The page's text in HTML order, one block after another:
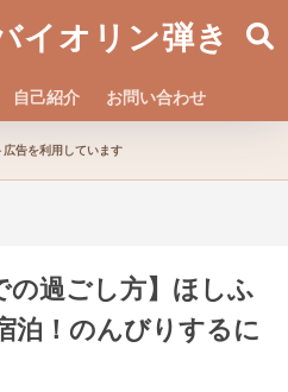
イオリン弾き
自己紹介 お問い合わせ
広告を利用しています
の過ごし方】ほしふ
泊！のんびりするに